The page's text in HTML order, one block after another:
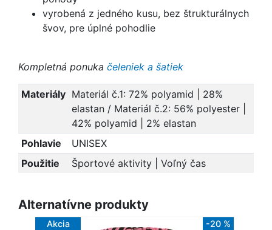
vyrobená z jedného kusu, bez štrukturálnych
švov, pre úplné pohodlie
Kompletná ponuka čeleniek a šatiek
Materiály Materiál č.1: 72% polyamid | 28%
elastan / Materiál č.2: 56% polyester |
42% polyamid | 2% elastan
Pohlavie
UNISEX
Použitie
Športové aktivity | Voľný čas
Alternatívne produkty
Akcia -20 %